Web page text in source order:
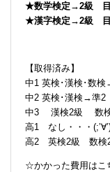
★数学検定→2級 目
★漢字検定→2級 目
【取得済み】
中1 英検･漢検･数
中2 英検･漢検→準
中3 漢検2級 数検
高1 なし・・・
高2 英検2級 数検
☆かかった費用はこ